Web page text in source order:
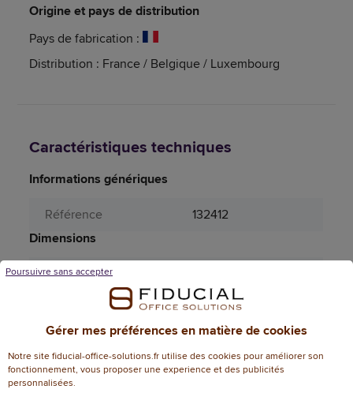
Origine et pays de distribution
Pays de fabrication :
Distribution : France / Belgique / Luxembourg
Caractéristiques techniques
Informations génériques
Référence
132412
Dimensions
Aucune dimension n'est disponible pour ce
Attributs spécifiques
Aérosol
Non
Certificat FSC
Gérer mes préférences en matière de cookies
Notre site fiducial-office-solutions.fr utilise des cookies pour améliorer son
fonctionnement, vous proposer une experience et des publicités
personnalisées.
Poursuivre sans accepter